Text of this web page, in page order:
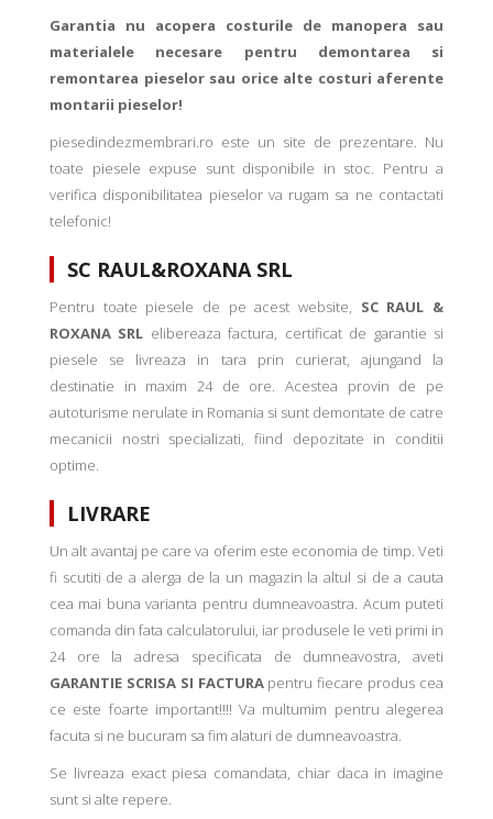
Garantia nu acopera costurile de manopera sau
materialele necesare pentru demontarea si
remontarea pieselor sau orice alte costuri aferente
montarii pieselor!
piesedindezmembrari.ro este un site de prezentare. Nu
toate piesele expuse sunt disponibile in stoc. Pentru a
verifica disponibilitatea pieselor va rugam sa ne contactati
telefonic!
SC RAUL&ROXANA SRL
Pentru toate piesele de pe acest website, SC RAUL &
ROXANA SRL elibereaza factura, certificat de garantie si
piesele se livreaza in tara prin curierat, ajungand la
destinatie in maxim 24 de ore. Acestea provin de pe
autoturisme nerulate in Romania si sunt demontate de catre
mecanicii nostri specializati, fiind depozitate in conditii
optime.
LIVRARE
Un alt avantaj pe care va oferim este economia de timp. Veti
fi scutiti de a alerga de la un magazin la altul si de a cauta
cea mai buna varianta pentru dumneavoastra. Acum puteti
comanda din fata calculatorului, iar produsele le veti primi in
24 ore la adresa specificata de dumneavostra, aveti
GARANTIE SCRISA SI FACTURApentru fiecare produs cea
ce este foarte important!!!! Va multumim pentru alegerea
facuta si ne bucuram sa fim alaturi de dumneavoastra.
Se livreaza exact piesa comandata, chiar daca in imagine
sunt si alte repere.